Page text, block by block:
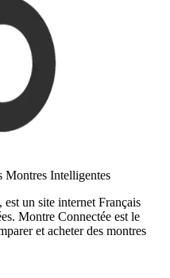
Montres Intelligentes
un site internet Français
Montre Connectée est le
et acheter des montres